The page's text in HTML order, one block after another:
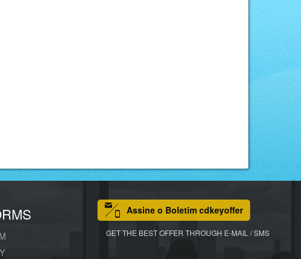
Assine o Boletim cdkeyoffer
GET THE BEST OFFER THROUGH E-MAIL / SMS